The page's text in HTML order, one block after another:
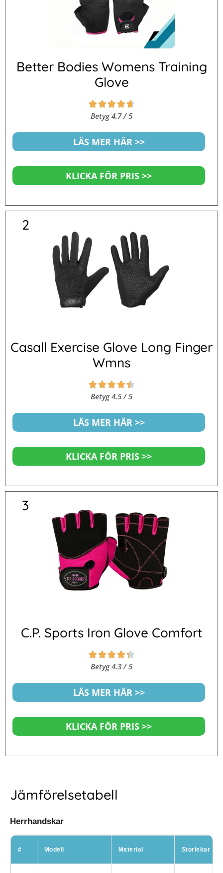
Better Bodies Womens Training
Glove

5
Betyg 4.7 / 5
LÄS MER HÄR >>
KLICKA FÖR PRIS >>
2
Casall Exercise Glove Long Finger
Wmns

5
Betyg 4.5 / 5
LÄS MER HÄR >>
KLICKA FÖR PRIS >>
3
C.P. Sports Iron Glove Comfort

5
Betyg 4.3 / 5
LÄS MER HÄR >>
KLICKA FÖR PRIS >>
Jämförelsetabell
Herrhandskar
# Modell Material Storlekar